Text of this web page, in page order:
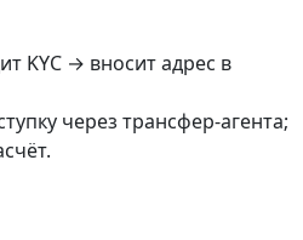
KYC → вносит адрес в
через трансфер-агента;